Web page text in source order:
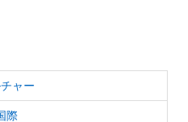
ャー
際